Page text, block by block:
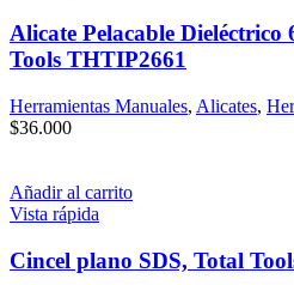
Alicate Pelacable Dieléctrico
Tools THTIP2661
Herramientas Manuales, Alicates,
$36.000
Añadir al carrito
Vista rápida
Cincel plano SDS, Total